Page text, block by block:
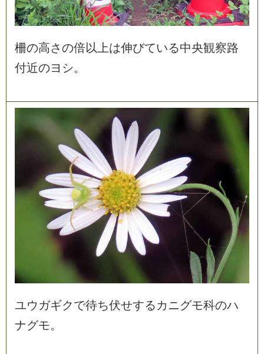
柵の高さの倍以 上は伸びている中央観察路
付近のヨ シ。
ユウ ガギクで待ち伏せするカニグモ科のハ
ナグモ。